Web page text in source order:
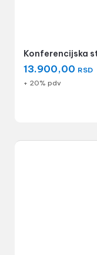
Konferencijska
13.900,00 RSD
+ 20% pdv